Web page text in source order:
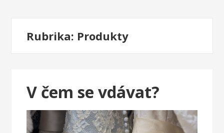
Rubrika: Produkty
V čem se vdávat?